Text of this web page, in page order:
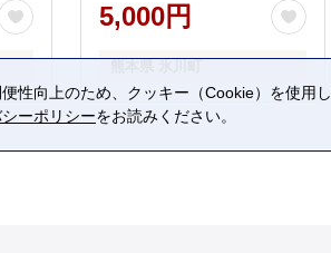
5,000円
性向上のため、クッキー（Cookie）を使用
ーポリシーをお読みください。